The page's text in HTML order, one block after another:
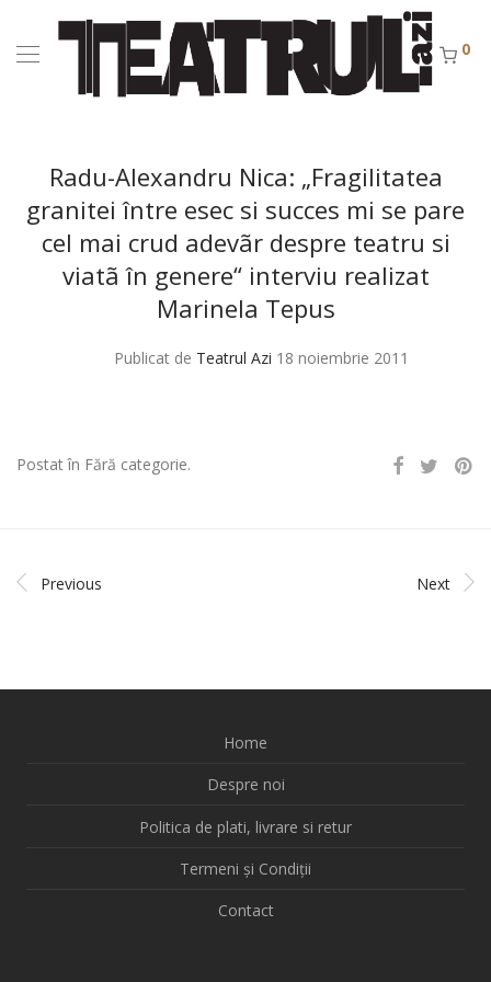
0
Radu-Alexandru Nica: „Fragilitatea
granitei între esec si succes mi se pare
cel mai crud adevãr despre teatru si
viatã în genere“ interviu realizat
Marinela Tepus
Publicat de Teatrul Azi 18 noiembrie 2011
Postat în Fără categorie.
Previous Next
Home
Despre noi
Politica de plati, livrare si retur
Termeni și Condiții
Contact